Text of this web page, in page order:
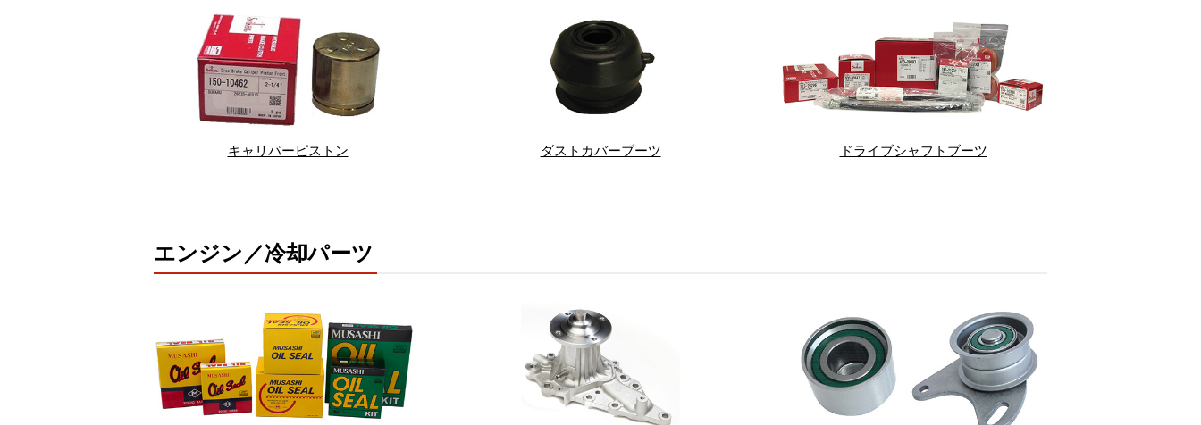
キャリパーピストン ダストカバーブーツ ドライブシャフトブーツ
エンジン／冷却パーツ